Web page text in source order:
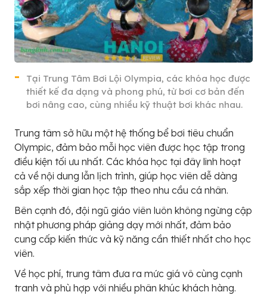
Tại Trung Tâm Bơi Lội Olympia, các khóa học được
thiết kế đa dạng và phong phú, từ bơi cơ bản đến
bơi nâng cao, cùng nhiều kỹ thuật bơi khác nhau.
Trung tâm sở hữu một hệ thống bể bơi tiêu chuẩn
Olympic, đảm bảo mỗi học viên được học tập trong
điều kiện tối ưu nhất. Các khóa học tại đây linh hoạt
cả về nội dung lẫn lịch trình, giúp học viên dễ dàng
sắp xếp thời gian học tập theo nhu cầu cá nhân.
Bên cạnh đó, đội ngũ giáo viên luôn không ngừng cập
nhật phương pháp giảng dạy mới nhất, đảm bảo
cung cấp kiến thức và kỹ năng cần thiết nhất cho học
viên.
Về học phí, trung tâm đưa ra mức giá vô cùng cạnh
tranh và phù hợp với nhiều phân khúc khách hàng.